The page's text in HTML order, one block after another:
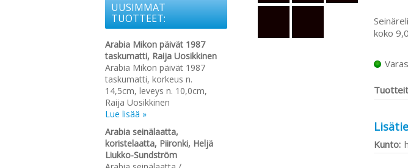
koko
Kunto:
UUSIMMAT
TUOTTEET:
Arabia Mikon päivät 1987
taskumatti, Raija Uosikkinen
Arabia Mikon päivät 1987
taskumatti, korkeus n.
14,5cm, leveys n. 10,0cm,
Raija Uosikkinen
Lue lisää »
Arabia seinälaatta,
koristelaatta, Piironki, Heljä
Liukko-Sundström